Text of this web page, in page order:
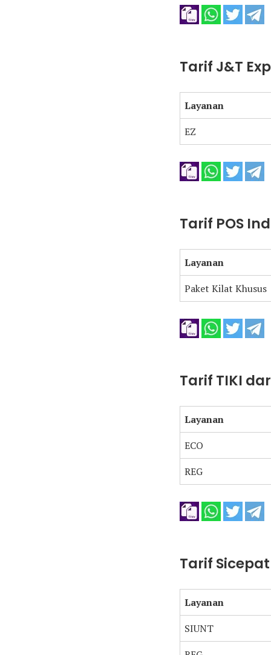
Tarif J&T
Layanan
EZ
Tarif POS
Layanan
Paket Kilat Khusus
Tarif TIKI
Layanan
ECO
REG
Tarif
Layanan
SIUNT